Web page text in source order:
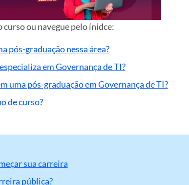
ou navegue pelo ínidce:
pós-graduação nessa área?
em Governança de TI?
uma pós-graduação em Governança de TI?
de curso?
sua carreira
pública?